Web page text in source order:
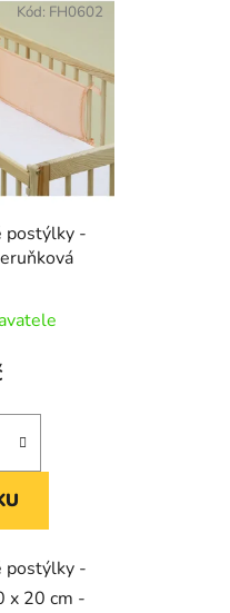
postýlky -
postýlky -
x 20 cm -
Kód: FH0602